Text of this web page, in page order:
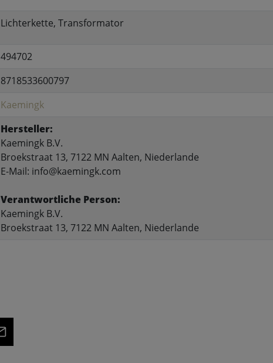
Lichterkette, Transformator
494702
8718533600797
Kaemingk
Hersteller:
Kaemingk B.V.
Broekstraat 13, 7122 MN Aalten, Niederlande
E-Mail: info@kaemingk.com
Verantwortliche Person:
Kaemingk B.V.
Broekstraat 13, 7122 MN Aalten, Niederlande